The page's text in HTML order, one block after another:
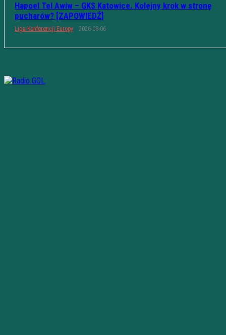
Hapoel Tel Awiw – GKS Katowice. Kolejny krok w stronę
pucharów? [ZAPOWIEDŹ]
Liga Konferencji Europy 2026-08-06